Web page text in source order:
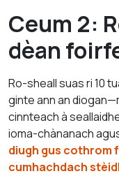
Ceum 2:
dèan
Ro-sheall suas ri 10
ginte ann an
cinnteach à
ioma-chànanach
diugh gus cothrom
cumhachdach